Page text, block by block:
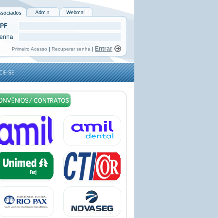
Primeiro Acesso | Recuperar senha |